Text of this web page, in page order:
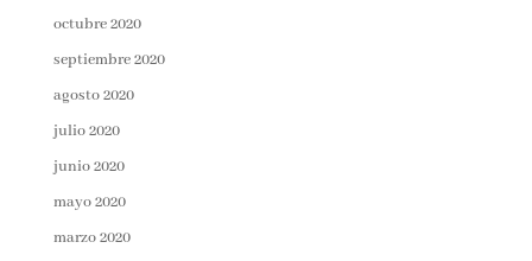
octubre 2020
septiembre 2020
agosto 2020
julio 2020
junio 2020
mayo 2020
marzo 2020